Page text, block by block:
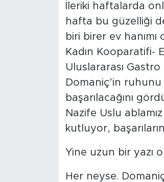
İleriki haftalarda
hafta bu güzelliği
biri birer ev hanımı
Kadın Kooparatifi-
Uluslararası
Domaniç’in
başarılacağını
Nazife Uslu
kutluyor,
Yine uzun bir yazı
Her neyse.